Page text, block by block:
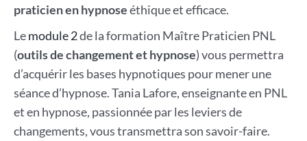
praticien en hypnoseéthique et efficace.
Lemodule 2de la formation Maître Praticien PNL
(outils de changement et hypnose) vous permettra
d’acquérir les bases hypnotiques pour mener une
séance d’hypnose. Tania Lafore, enseignante en PNL
et en hypnose, passionnée par les leviers de
changements, vous transmettra son savoir-faire.